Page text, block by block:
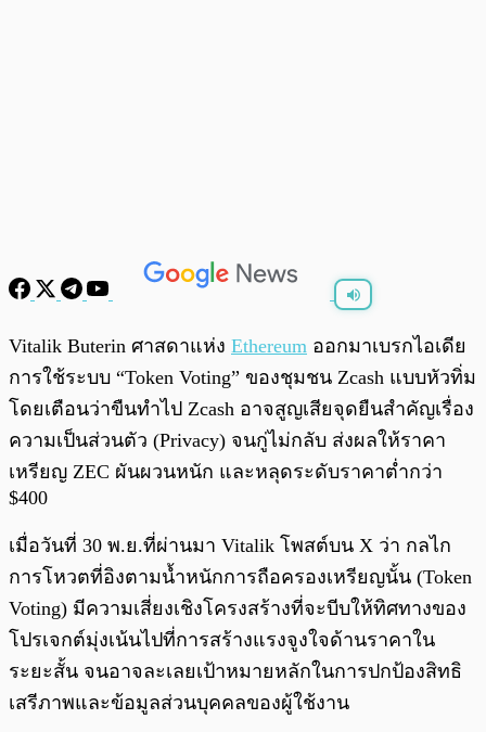
0:00
Vitalik Buterin ศาสดาแห่ง Ethereum ออกมาเบรกไอเดีย
การใช้ระบบ “Token Voting” ของชุมชน Zcash แบบหัวทิ่ม
โดยเตือนว่าขืนทำไป Zcash อาจสูญเสียจุดยืนสำคัญเรื่อง
ความเป็นส่วนตัว (Privacy) จนกู่ไม่กลับ ส่งผลให้ราคา
เหรียญ ZEC ผันผวนหนัก และหลุดระดับราคาต่ำกว่า
$400
เมื่อวันที่ 30 พ.ย.ที่ผ่านมา Vitalik โพสต์บน X ว่า กลไก
การโหวตที่อิงตามน้ำหนักการถือครองเหรียญนั้น (Token
Voting) มีความเสี่ยงเชิงโครงสร้างที่จะบีบให้ทิศทางของ
โปรเจกต์มุ่งเน้นไปที่การสร้างแรงจูงใจด้านราคาใน
ระยะสั้น จนอาจละเลยเป้าหมายหลักในการปกป้องสิทธิ
เสรีภาพและข้อมูลส่วนบุคคลของผู้ใช้งาน